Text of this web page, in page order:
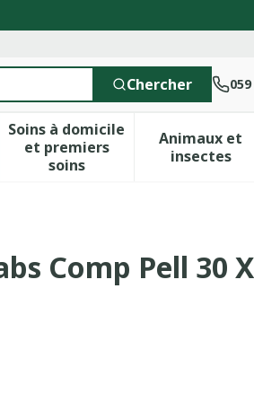
Chercher
et enfants
catégorie Vitalité 50+
sous-menu pour la catégorie
Soins à domicile
et premiers
soins
Afficher le sous-menu
Animaux et
insectes
Comp Pell 30